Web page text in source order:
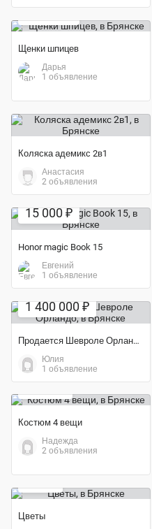
Щенки шпицев
Дарья
1 объявление
Коляска адемикс 2в1
Анастасия
2 объявления
15 000 ₽
Honor magic Book 15
Евгений
1 объявление
1 400 000 ₽
Продается Шевроле Орландо
Юлия
1 объявление
Костюм 4 вещи
Надежда
2 объявления
Цветы